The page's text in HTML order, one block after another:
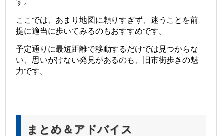
ここでは、あまり地図に頼りすぎず、迷うことを前
提に適当に歩いてみるのもおすすめです。
予定通りに最短距離で移動するだけでは見つからな
い、思いがけない発見があるのも、旧市街歩きの魅
力です。
まとめ＆アドバイス